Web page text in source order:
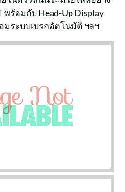
พร้อมกับ Head-Up Display
มระบบเบรกอัตโนมัติ ฯลฯ